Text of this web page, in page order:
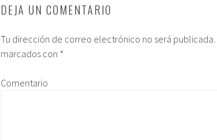
DEJA UN COMENTARIO
Tu dirección de correo electrónico no será publicada.
marcados con *
Comentario